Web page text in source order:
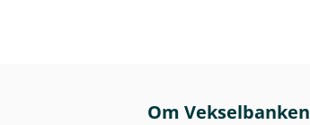
Om Vekselbanken